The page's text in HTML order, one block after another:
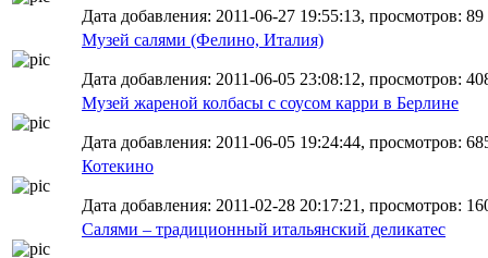
Дата добавления: 2011-06-27 19:55:13, просмотров: 89
Музей салями (Фелино, Италия)
Дата добавления: 2011-06-05 23:08:12, просмотров:
Музей жареной колбасы с соусом карри в Берлине
Дата добавления: 2011-06-05 19:24:44, просмотров:
Котекино
Дата добавления: 2011-02-28 20:17:21, просмотров:
Салями – традиционный итальянский деликатес